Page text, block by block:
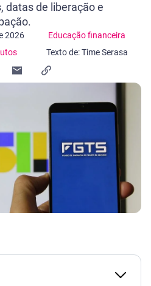
datas de liberação e
2026 Educação financeira
Texto de: Time Serasa